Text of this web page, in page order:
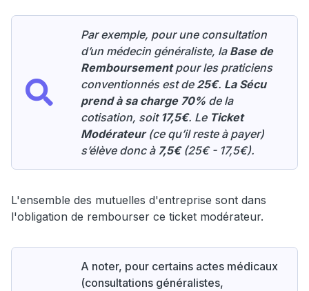
Par exemple, pour une consultation
d’un médecin généraliste, la Base de
Remboursementpour les praticiens
conventionnés est de 25€. La Sécu
prend à sa charge 70% de la
cotisation, soit 17,5€. Le Ticket
Modérateur (ce qu’il reste à payer)
s’élève donc à 7,5€(25€ - 17,5€).
L'ensemble des mutuelles d'entreprise sont dans
l'obligation de rembourser ce ticket modérateur.
A noter, pour certains actes médicaux
(consultations généralistes,